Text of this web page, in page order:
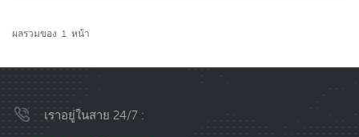
ประสบการณ์.
ประเทศ, และเทคโนโลยีที่จดสิทธิ
ใบรับรอง CE สำหรับผลิตภัณฑ์
ต่างๆ,ใบรับรองการจัดการ
ผลรวมของ 1 หน้า
เราอยู่ในสาย 24/7 :